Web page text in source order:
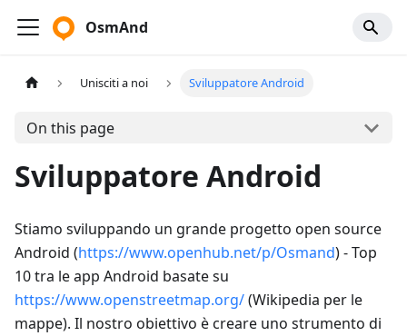
OsmAnd
Unisciti a noi Sviluppatore Android
On this page
Sviluppatore Android
Stiamo sviluppando un grande progetto open source
Android (https://www.openhub.net/p/Osmand) - Top
10 tra le app Android basate su
https://www.openstreetmap.org/(Wikipedia per le
mappe). Il nostro obiettivo è creare uno strumento di